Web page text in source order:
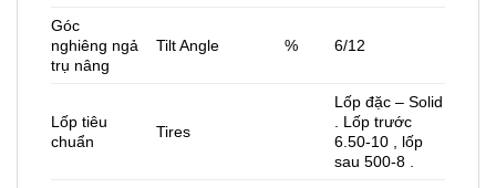
Góc
nghiêng ngả
trụ nâng
Tilt Angle % 6/12
Lốp tiêu
chuẩn
Tires
Lốp đặc – Solid
. Lốp trước
6.50-10 , lốp
sau 500-8 .